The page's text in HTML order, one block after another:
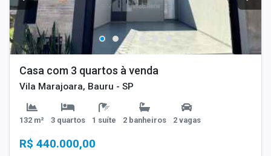
Casa com 3 quartos à venda
Vila Marajoara, Bauru - SP
132 m² 3 quartos 1 suíte 2 banheiros 2 vagas
R$ 440.000,00